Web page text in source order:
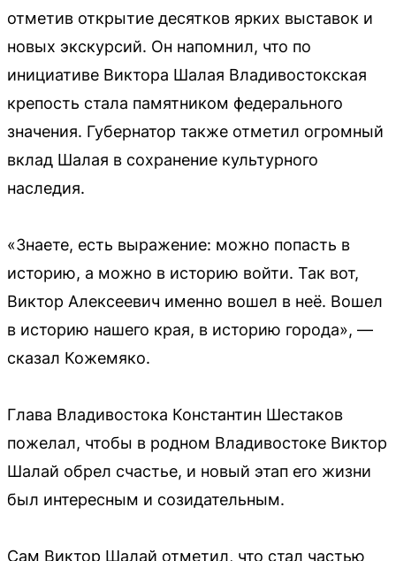
отметив открытие десятков ярких выставок и
новых экскурсий. Он напомнил, что по
инициативе Виктора Шалая Владивостокская
крепость стала памятником федерального
значения. Губернатор также отметил огромный
вклад Шалая в сохранение культурного
наследия.
«Знаете, есть выражение: можно попасть в
историю, а можно в историю войти. Так вот,
Виктор Алексеевич именно вошел в неё. Вошел
в историю нашего края, в историю города», —
сказал Кожемяко.
Глава Владивостока Константин Шестаков
пожелал, чтобы в родном Владивостоке Виктор
Шалай обрел счастье, и новый этап его жизни
был интересным и созидательным.
Сам Виктор Шалай отметил, что стал частью